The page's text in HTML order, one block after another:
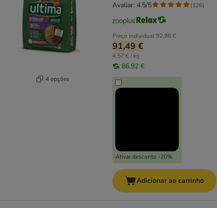
4 opções
Preço individual92,98 €
91,49 €
4,57 € / kg
86,92 €
Ativar desconto -20%
Avaliar: 4.5/5 (126)
Adicionar ao carrinho